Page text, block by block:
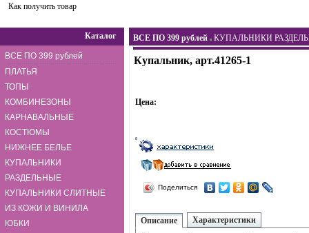
Как получить товар
Каталог
ВСЕ ПО 399 рублей
ПЛАТЬЯ
ТОПЫ
КОМБИНЕЗОНЫ
КАРНАВАЛЬНЫЕ
КОСТЮМЫ
НИЖНЕЕ БЕЛЬЕ
КУПАЛЬНИКИ
РАЗДЕЛЬНЫЕ
КУПАЛЬНИКИ СЛИТНЫЕ
ИЗ КОЖИ И ВИНИЛА
ЮБКИ
ВСЕ ПО 399 рублей КУПАЛЬНИКИ
Купальник, арт.41265-1
Цена:
Поделиться
Описание
Характеристики